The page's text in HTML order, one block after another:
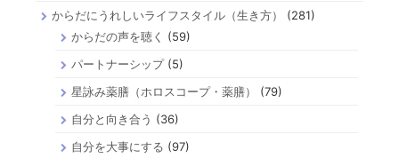
からだにうれしいライフスタイル（生き方）
(281)
からだの声を聴く
(59)
パートナーシップ(5)
星詠み薬膳（ホロスコープ・薬膳）
(79)
自分と向き合う (36)
自分を大事にする (97)